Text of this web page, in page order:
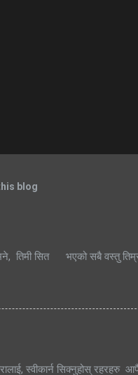
blog
तिमी सित भएको सबै वस्तु
स्वीकार्न सिक्नुहोस्